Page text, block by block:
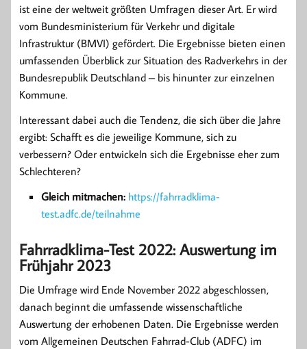
ist eine der weltweit größten Umfragen dieser Art. Er wird
vom Bundesministerium für Verkehr und digitale
Infrastruktur (BMVI) gefördert. Die Ergebnisse bieten einen
umfassenden Überblick zur Situation des Radverkehrs in der
Bundesrepublik Deutschland – bis hinunter zur einzelnen
Kommune.
Interessant dabei auch die Tendenz, die sich über die Jahre
ergibt: Schafft es die jeweilige Kommune, sich zu
verbessern? Oder entwickeln sich die Ergebnisse eher zum
Schlechteren?
Gleich mitmachen: https://fahrradklima-
test.adfc.de/teilnahme
Fahrradklima-Test 2022: Auswertung im
Frühjahr 2023
Die Umfrage wird Ende November 2022 abgeschlossen,
danach beginnt die umfassende wissenschaftliche
Auswertung der erhobenen Daten. Die Ergebnisse werden
vom Allgemeinen Deutschen Fahrrad-Club (ADFC) im